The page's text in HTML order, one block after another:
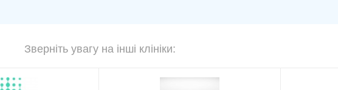
Зверніть увагу на інші клініки: